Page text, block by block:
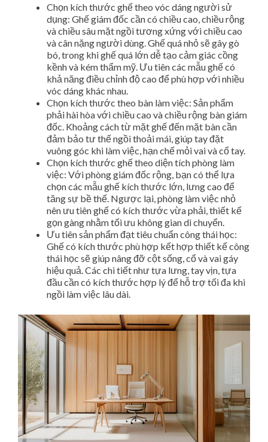
Chọn kích thước ghế theo vóc dáng người sử
dụng: Ghế giám đốc cần có chiều cao, chiều rộng
và chiều sâu mặt ngồi tương xứng với chiều cao
và cân nặng người dùng. Ghế quá nhỏ sẽ gây gò
bó, trong khi ghế quá lớn dễ tạo cảm giác cồng
kềnh và kém thẩm mỹ. Ưu tiên các mẫu ghế có
khả năng điều chỉnh độ cao để phù hợp với nhiều
vóc dáng khác nhau.
Chọn kích thước theo bàn làm việc: Sản phẩm
phải hài hòa với chiều cao và chiều rộng bàn giám
đốc. Khoảng cách từ mặt ghế đến mặt bàn cần
đảm bảo tư thế ngồi thoải mái, giúp tay đặt
vuông góc khi làm việc, hạn chế mỏi vai và cổ tay.
Chọn kích thước ghế theo diện tích phòng làm
việc: Với phòng giám đốc rộng, bạn có thể lựa
chọn các mẫu ghế kích thước lớn, lưng cao để
tăng sự bề thế. Ngược lại, phòng làm việc nhỏ
nên ưu tiên ghế có kích thước vừa phải, thiết kế
gọn gàng nhằm tối ưu không gian di chuyển.
Ưu tiên sản phẩm đạt tiêu chuẩn công thái học:
Ghế có kích thước phù hợp kết hợp thiết kế công
thái học sẽ giúp nâng đỡ cột sống, cổ và vai gáy
hiệu quả. Các chi tiết như tựa lưng, tay vịn, tựa
đầu cần có kích thước hợp lý để hỗ trợ tối đa khi
ngồi làm việc lâu dài.